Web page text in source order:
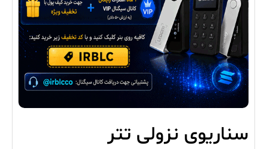
سناریوی نزولی تتر